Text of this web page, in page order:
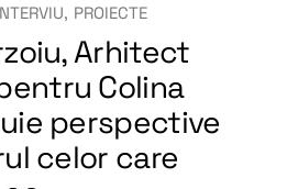
PROIECTE
Arhitect
Colina
perspective
celor care